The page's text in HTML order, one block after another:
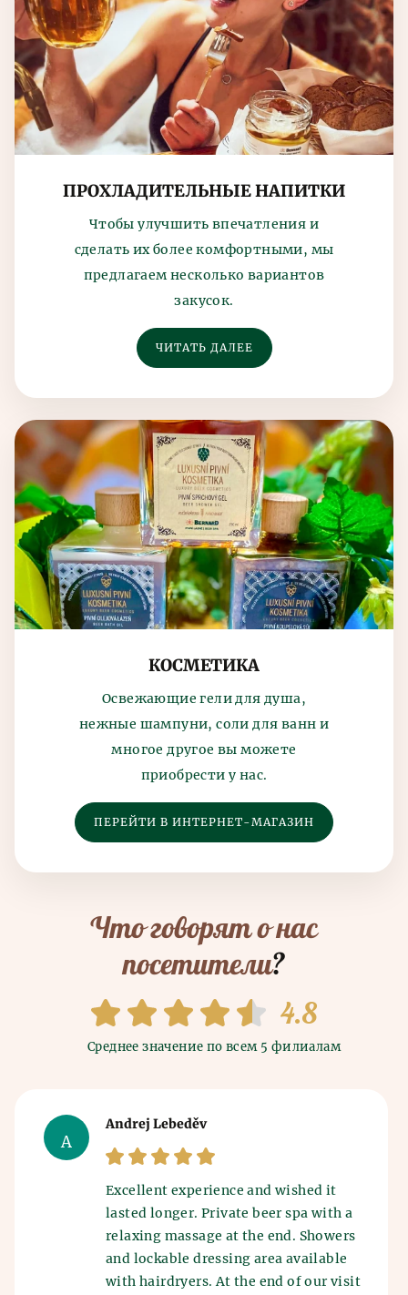
ПРОХЛАДИТЕЛЬНЫЕ НАПИТКИ
Чтобы улучшить впечатления и
сделать их более комфортными, мы
предлагаем несколько вариантов
закусок.
ЧИТАТЬ ДАЛЕЕ
КОСМЕТИКА
Освежающие гели для душа,
нежные шампуни, соли для ванн и
многое другое вы можете
приобрести у нас.
ПЕРЕЙТИ В ИНТЕРНЕТ-МАГАЗИН
Что говорят о нас
посетители?
4.8
Среднее значение по всем 5 филиалам
Andrej Lebeděv
Excellent experience and wished it
lasted longer. Private beer spa with a
relaxing massage at the end. Showers
and lockable dressing area available
with hairdryers. At the end of our visit
A